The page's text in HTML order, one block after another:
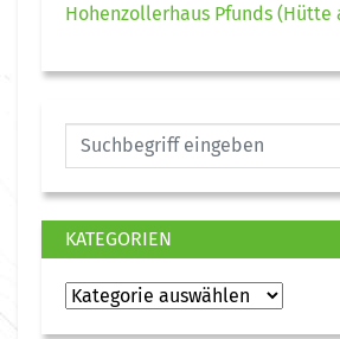
Hohenzollerhaus Pfunds (Hütte
KATEGORIEN
Kategorien